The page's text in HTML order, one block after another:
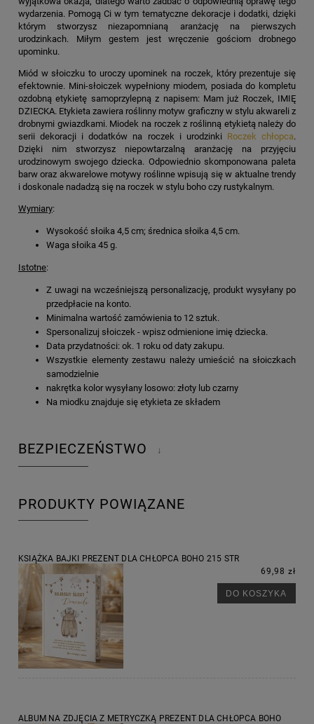
wydarzenia. Pomogą Ci w tym tematyczne dekoracje i dodatki, dzięki
którym stworzysz niezapomnianą aranżację na pierwszych
urodzinkach. Miłym gestem jest wręczenie gościom drobnego
upominku.
Miód w słoiczku to uroczy upominek na roczek, który prezentuje się
efektownie. Mini-słoiczek wypełniony miodem, posiada do kompletu
ozdobną etykietę samoprzylepną z napisem: Mam już Roczek, IMIĘ
DZIECKA. Etykieta zawiera roślinny motyw graficzny w stylu akwareli z
drobnymi gwiazdkami. Miodek na roczek z roślinną etykietą należy do
serii dekoracji i dodatków na roczek i urodzinki Roczek chłopca.
Dzięki nim stworzysz niepowtarzalną aranżację na przyjęciu
urodzinowym swojego dziecka. Odpowiednio skomponowana paleta
barw oraz akwarelowe motywy roślinne wpisują się w aktualne trendy
i doskonale nadadzą się na roczek w stylu boho czy rustykalnym.
Wymiary:
Wysokość słoika 4,5 cm; średnica słoika 4,5 cm.
Waga słoika 45 g.
Istotne:
Z uwagi na wcześniejszą personalizację, produkt wysyłany po
przedpłacie na konto.
Minimalna wartość zamówienia to 12 sztuk.
Spersonalizuj słoiczek - wpisz odmienione imię dziecka.
Data przydatności: ok. 1 roku od daty zakupu.
Wszystkie elementy zestawu należy umieścić na słoiczkach
samodzielnie
nakrętka kolor wysyłany losowo: złoty lub czarny
Na miodku znajduje się etykieta ze składem
BEZPIECZEŃSTWO ↓
PRODUKTY POWIĄZANE
KSIĄŻKA BAJKI PREZENT DLA CHŁOPCA BOHO 215 STR
69,98 zł
DO KOSZYKA
ALBUM NA ZDJĘCIA Z METRYCZKĄ PREZENT DLA CHŁOPCA BOHO